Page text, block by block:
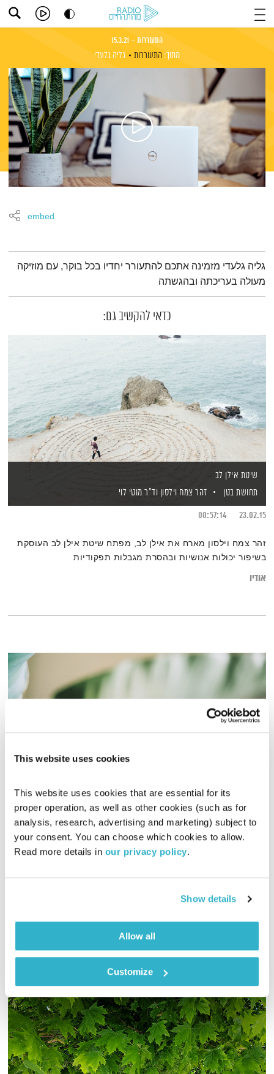
This website uses cookies
This website uses cookies that are essential for its
proper operation, as well as other cookies (such as for
analysis, research, advertising and marketing) subject to
your consent. You can choose which cookies to allow.
Read more details in our privacy policy.
Show details
Allow all
Customize
התעוררות – 15.3.21
מתוך: התעוררות גליה גלעדי
embed
תמצית הפודקאסט
גליה גלעדי מזמינה אתכם להתעורר יחדיו בכל בוקר, עם מוזיקה
מעולה בעריכתה ובהגשתה
כדאי להקשיב גם:
שיטת אילן לב
תחושת בטן
זהר צמח וילסון וד"ר מוטי לוי
23.02.15
00:57:14
זהר צמח וילסון מארח את אילן לב, מפתח שיטת אילן לב העוסקת
בשיפור יכולות אנושיות ובהסרת מגבלות תפקודיות
אודיו
עולם קטן – 18.2.20
עולם קטן
אורי בנקהלטר
18.02.20
01:58:54
אודיו